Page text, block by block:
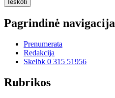
Pagrindinė navigacija
Prenumerata
Redakcija
Skelbk 0 315 51956
Rubrikos